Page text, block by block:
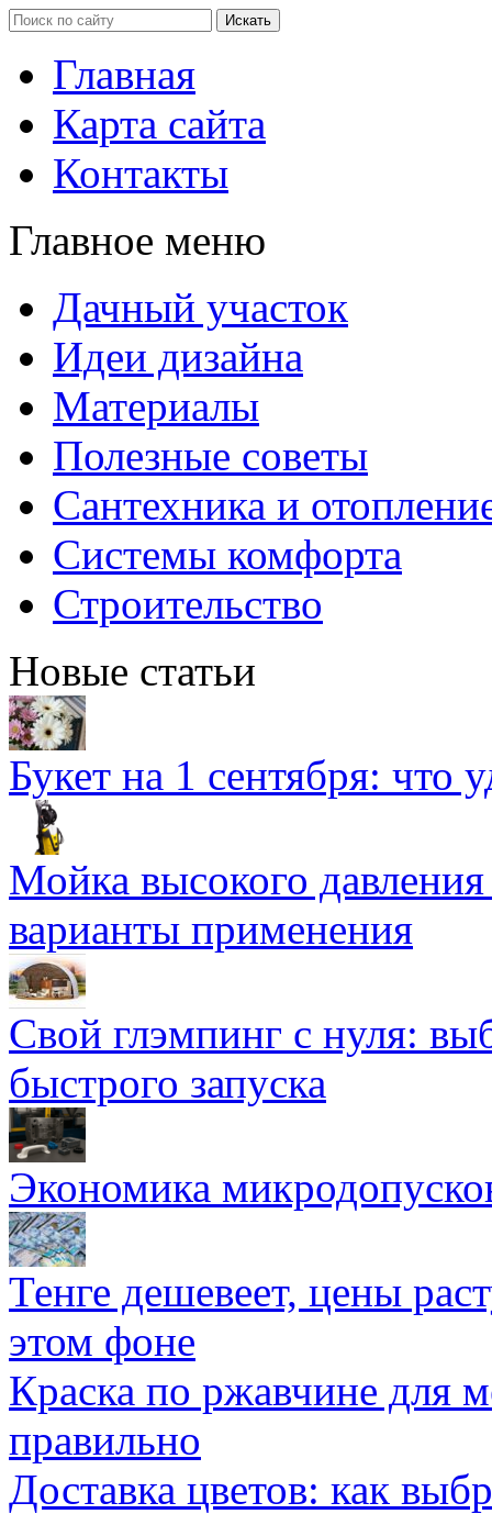
Главная
Карта сайта
Контакты
Главное меню
Дачный участок
Идеи дизайна
Материалы
Полезные советы
Сантехника и
Системы комфорта
Строительство
Новые статьи
Букет на 1 сентября: что
Мойка высокого
варианты применения
Свой глэмпинг с нуля:
быстрого запуска
Экономика
Тенге дешевеет, цены
этом фоне
Краска по ржавчине для
правильно
Доставка цветов: как